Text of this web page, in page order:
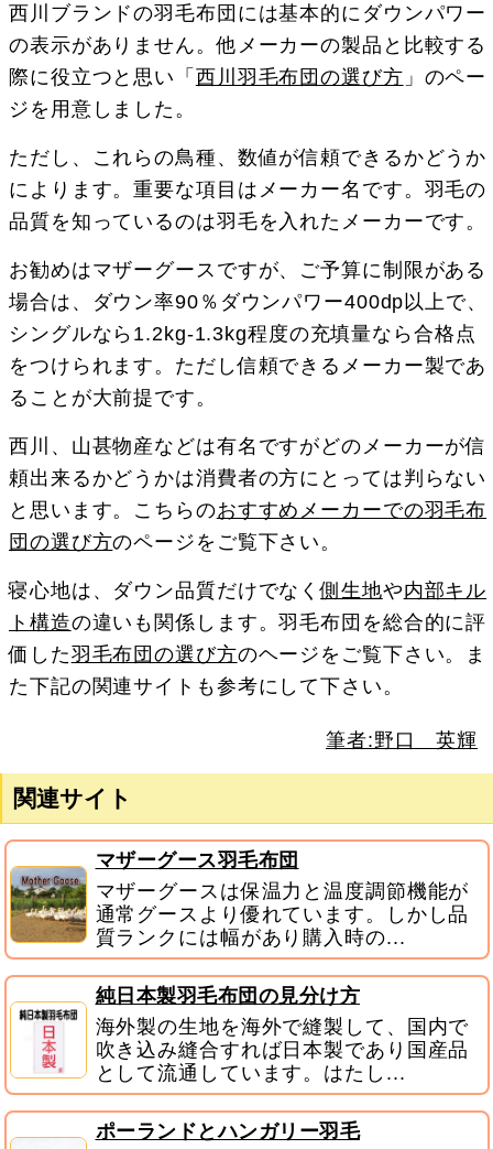
西川ブランドの羽毛布団には基本的にダウンパワー
の表示がありません。他メーカーの製品と比較する
際に役立つと思い「 西川羽毛布団の選び方 」のペー
ジを用意しました。
ただし、これらの鳥種、数値が信頼できるかどうか
によります。重要な項目はメーカー名です。羽毛の
品質を知っているのは羽毛を入れたメーカーです。
お勧めはマザーグースですが、ご予算に制限がある
場合は、ダウン率90％ダウンパワー400dp以上で、
シングルなら1.2kg-1.3kg程度の充填量なら合格点
をつけられます。ただし信頼できるメーカー製であ
ることが大前提です。
西川、山甚物産などは有名ですがどのメーカーが信
頼出来るかどうかは消費者の方にとっては判らない
と思います。こちらのおすすめメーカーでの羽毛布
団の選び方のページをご覧下さい。
寝心地は、ダウン品質だけでなく側生地や内部キル
ト構造の違いも関係します。羽毛布団を総合的に評
価した羽毛布団の選び方のヘージをご覧下さい。ま
た下記の関連サイトも参考にして下さい。
筆者:野口 英輝
関連サイト
マザーグース羽毛布団
マザーグースは保温力と温度調節機能が
通常グースより優れています。しかし品
質ランクには幅があり購入時の...
純日本製羽毛布団の見分け方
海外製の生地を海外で縫製して、国内で
吹き込み縫合すれば日本製であり国産品
として流通しています。はたし...
ポーランドとハンガリー羽毛